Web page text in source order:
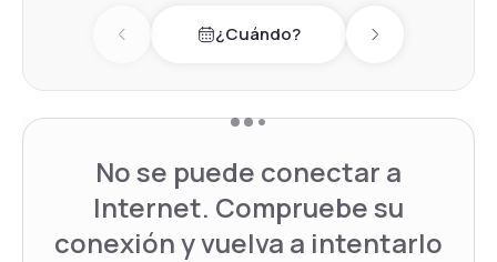
Previous day¿Cuándo? Next day
No se puede conectar a
Internet. Compruebe su
conexión y vuelva a intentarlo